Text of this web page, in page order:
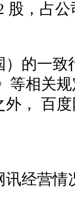
股，占
的一
等相关
， 百
讯经营